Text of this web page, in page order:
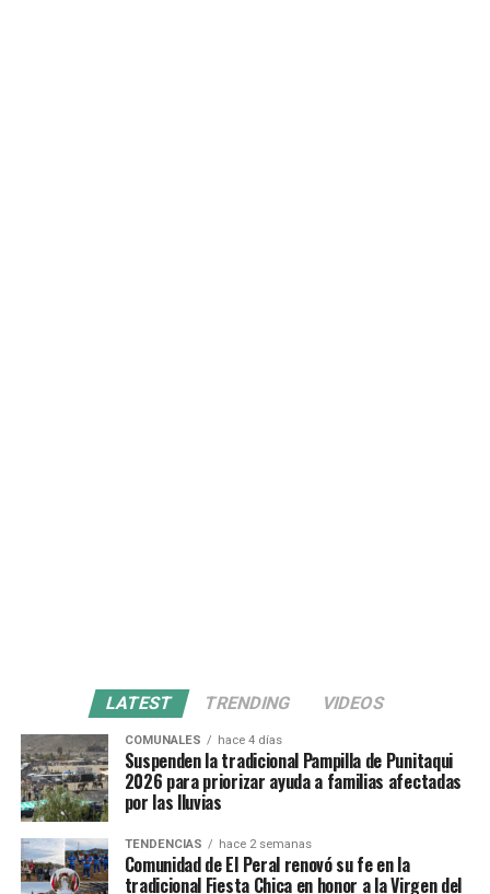
LATEST TRENDING VIDEOS
COMUNALES hace 4 días
Suspenden la tradicional Pampilla de Punitaqui
2026 para priorizar ayuda a familias afectadas
por las lluvias
TENDENCIAS hace 2 semanas
Comunidad de El Peral renovó su fe en la
tradicional Fiesta Chica en honor a la Virgen del